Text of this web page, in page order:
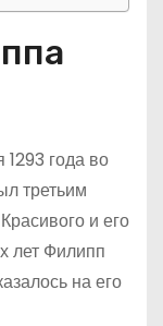
года во
третьим
и его
лет Филипп
на его